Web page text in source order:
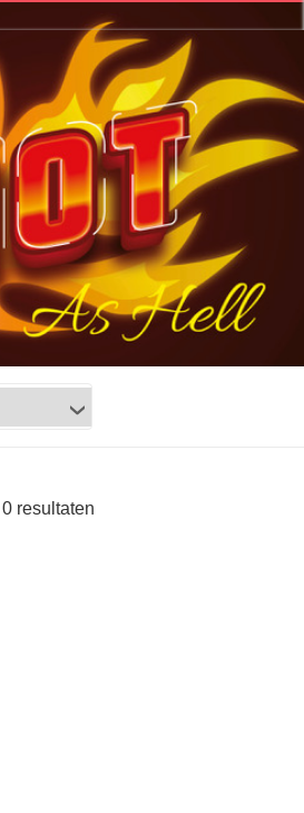
0 resultaten